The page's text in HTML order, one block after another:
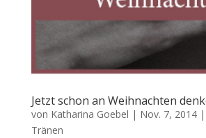
Jetzt schon an Weihnachten
von Katharina Goebel | Nov. 7, 2014|
Tränen